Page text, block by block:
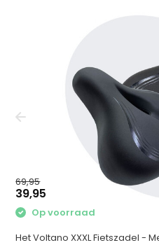
69,95
39,95
Op voorraad
Het Voltano XXXL Fietszadel -